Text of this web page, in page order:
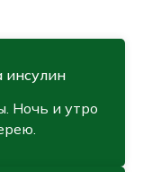
инсулин
Ночь и утро